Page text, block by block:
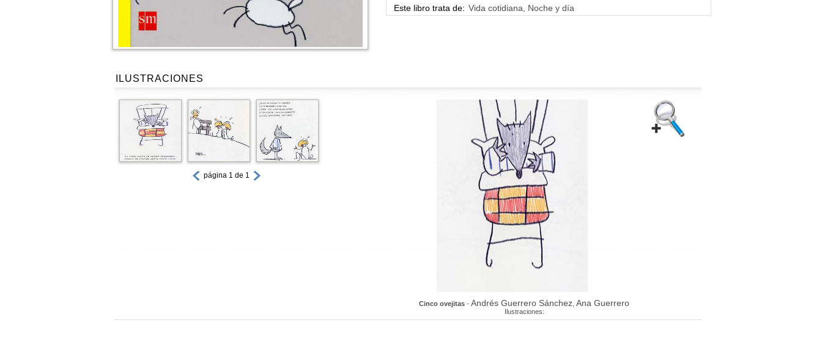
Este libro trata de: Vida cotidiana, Noche y día
ILUSTRACIONES
página 1 de 1
Cinco ovejitas - Andrés Guerrero Sánchez Ana Guerrero
Ilustraciones: